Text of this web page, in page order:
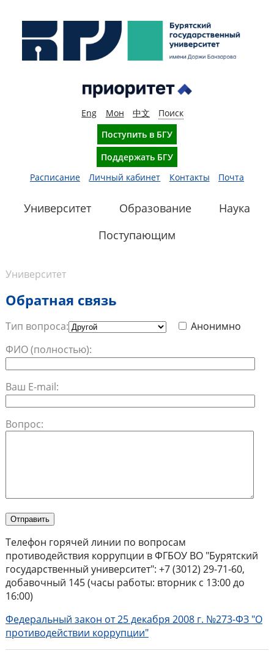
Eng Мон 中文
Поиск
Поступить в БГУ
Поддержать БГУ
Расписание
Личный кабинет Контакты Почта
Университет Образование
Наука
Поступающим
Университет
Обратная связь
Тип вопроса:
Анонимно
ФИО (полностью):
Ваш E-mail:
Вопрос:
Телефон горячей линии по вопросам
противодействия коррупции в ФГБОУ ВО "Бурятский
государственный университет": +7 (3012) 29-71-60,
добавочный 145 (часы работы: вторник с 13:00 до
16:00)
Федеральный закон от 25 декабря 2008 г. №273-ФЗ "О
противодействии коррупции"